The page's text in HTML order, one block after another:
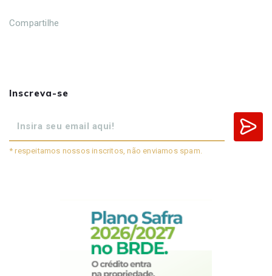
Compartilhe
Inscreva-se
* respeitamos nossos inscritos, não enviamos spam.